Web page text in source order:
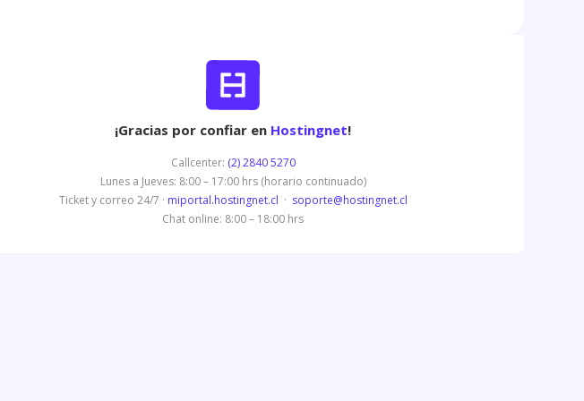
¡Gracias por confiar en Hostingnet!
Callcenter: (2) 2840 5270
Lunes a Jueves: 8:00 – 17:00 hrs (horario continuado)
Ticket y correo 24/7 · miportal.hostingnet.cl · soporte@hostingnet.cl
Chat online: 8:00 – 18:00 hrs